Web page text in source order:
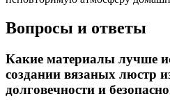
Вопросы и ответы
Какие материалы лучше
создании вязаных люстр
долговечности и